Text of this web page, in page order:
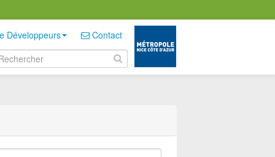
Développeurs Contact